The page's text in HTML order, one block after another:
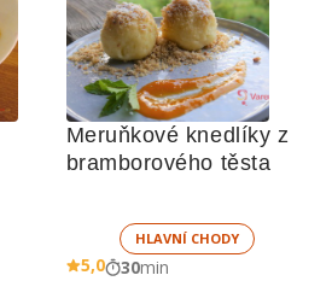
Meruňkové knedlíky z
HLAVNÍ CHODY
5,0 30min